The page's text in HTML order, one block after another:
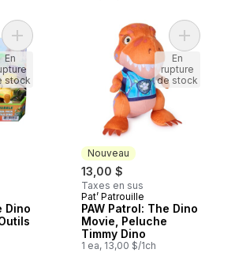
Dino
Ajouter PAW Patrol: The Dino Movie,
En
stock
Nouveau
13,00 $
Taxes en sus
Nouveau
Pat’ Patrouille
PAW Patrol: The Dino
Movie, Peluche
Timmy Dino
1 ea, 13,00 $/1ch
Ajouter
En
rupture
de stock